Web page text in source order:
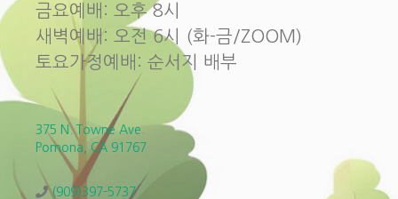
금요예배: 오후 8시
새벽예배: 오전 6시 (화-금/ZOOM)
토요가정예배: 순서지 배부
375 N. Towne Ave.
Pomona, CA 91767
(909)397-5737